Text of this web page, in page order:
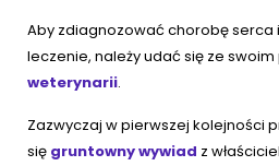
Aby zdiagnozować chorobę
leczenie, należy udać się ze
weterynarii.
Zazwyczaj w pierwszej kolejności
się gruntowny wywiad z